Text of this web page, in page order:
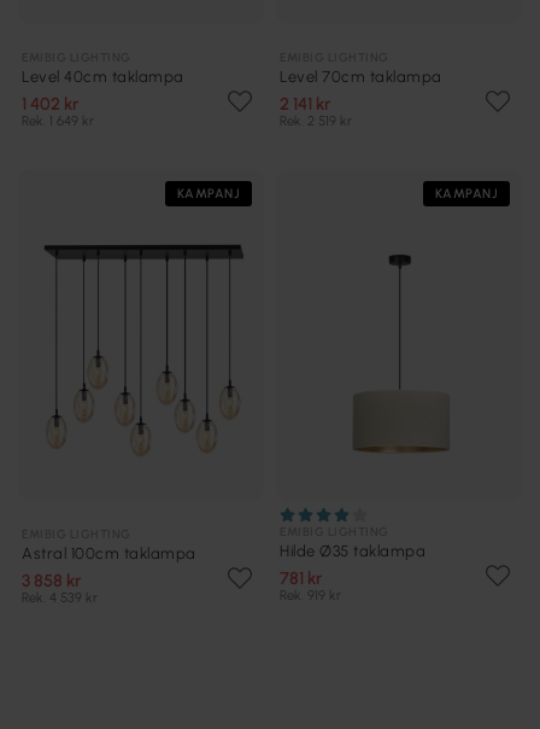
Level 40cm taklampa
1 402 kr
Rek. 1 649 kr
Level 70cm taklampa
2 141 kr
Rek. 2 519 kr
KAMPANJ
Astral 100cm taklampa
3 858 kr
Rek. 4 539 kr
KAMPANJ
Hilde Ø35 taklampa
781 kr
Rek. 919 kr